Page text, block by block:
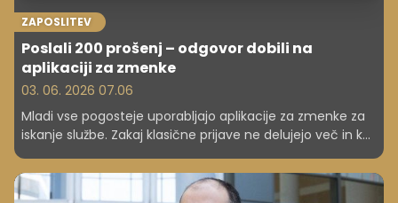
ZAPOSLITEV
Poslali 200 prošenj – odgovor dobili na
aplikaciji za zmenke
03. 06. 2026 07.06
Mladi vse pogosteje uporabljajo aplikacije za zmenke za
iskanje službe. Zakaj klasične prijave ne delujejo več in kaj